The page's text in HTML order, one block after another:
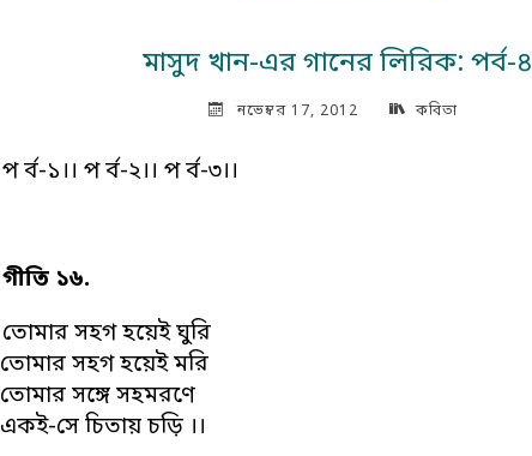
মাসুদ খান-এর গানের লিরিক: পর্ব-৪
নভেম্বর 17, 2012 কবিতা
প র্ব-১ ।।প র্ব-২।। প র্ব-৩।।
গীতি ১৬.
তোমার সহগ হয়েই ঘুরি
তোমার সহগ হয়েই মরি
তোমার সঙ্গে সহমরণে
একই-সে চিতায় চড়ি ।।